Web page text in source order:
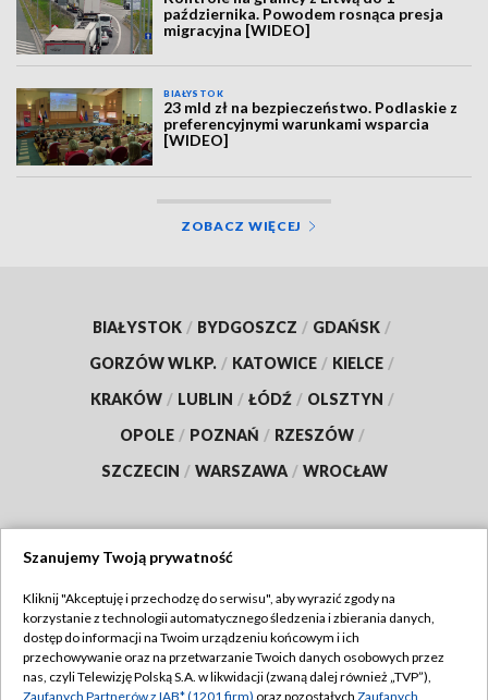
października. Powodem rosnąca presja
migracyjna [WIDEO]
BIAŁYSTOK
23 mld zł na bezpieczeństwo. Podlaskie z
preferencyjnymi warunkami wsparcia
[WIDEO]
ZOBACZ WIĘCEJ
BIAŁYSTOK / BYDGOSZCZ / GDAŃSK /
GORZÓW WLKP. / KATOWICE / KIELCE /
KRAKÓW / LUBLIN / ŁÓDŹ / OLSZTYN /
OPOLE / POZNAŃ / RZESZÓW /
SZCZECIN / WARSZAWA / WROCŁAW
TVP
Abonament TVP
Emisja w TVP
Regulamin TVP
Szanujemy Twoją prywatność
Kliknij "Akceptuję i przechodzę do serwisu", aby wyrazić zgody na
korzystanie z technologii automatycznego śledzenia i zbierania danych,
dostęp do informacji na Twoim urządzeniu końcowym i ich
przechowywanie oraz na przetwarzanie Twoich danych osobowych przez
nas, czyli Telewizję Polską S.A. w likwidacji (zwaną dalej również „TVP”),
Zaufanych Partnerów z IAB* (1201 firm) oraz pozostałych Zaufanych